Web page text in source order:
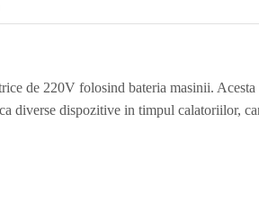
de 220V folosind bateria masinii.
diverse dispozitive in timpul calatoriilor,